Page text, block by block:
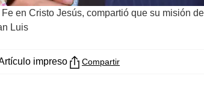
en Cristo Jesús, compartió que su misión
Luis
impreso Compartir